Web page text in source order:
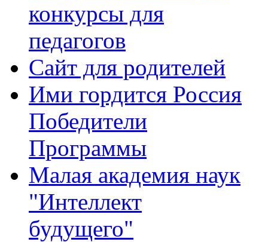
конкурсы для
педагогов
Сайт для родителей
Ими гордится Россия
Победители
Программы
Малая академия наук
"Интеллект
будущего"